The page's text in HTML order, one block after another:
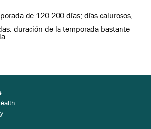
de 120-200 días; días calurosos,
duración de la temporada bastante